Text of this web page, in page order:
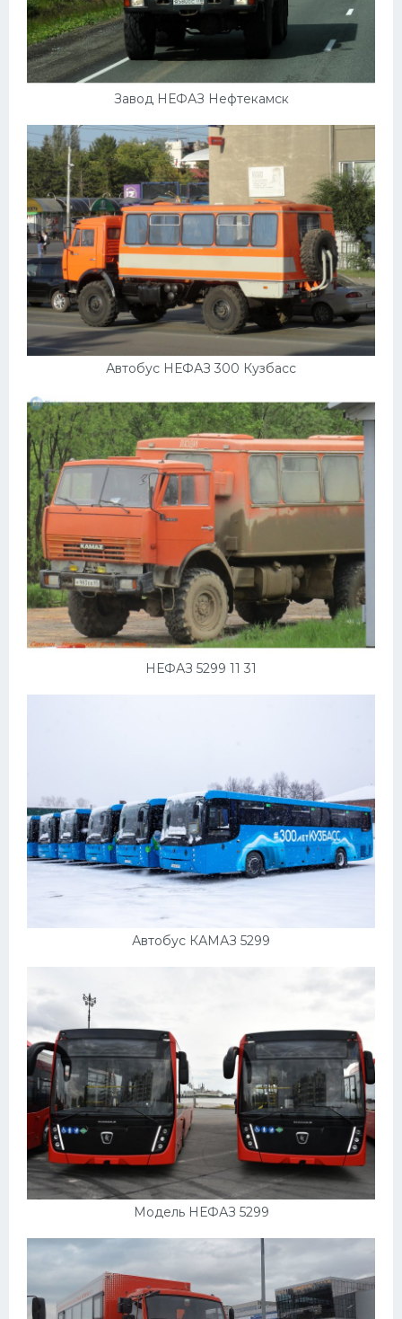
Завод НЕФАЗ Нефтекамск
Автобус НЕФАЗ 300 Кузбасс
НЕФАЗ 5299 11 31
Автобус КАМАЗ 5299
Модель НЕФАЗ 5299